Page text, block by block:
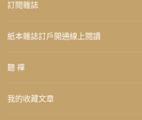
訂閱雜誌
紙本雜誌訂戶開通線上閱讀
聽 禪
我的收藏文章